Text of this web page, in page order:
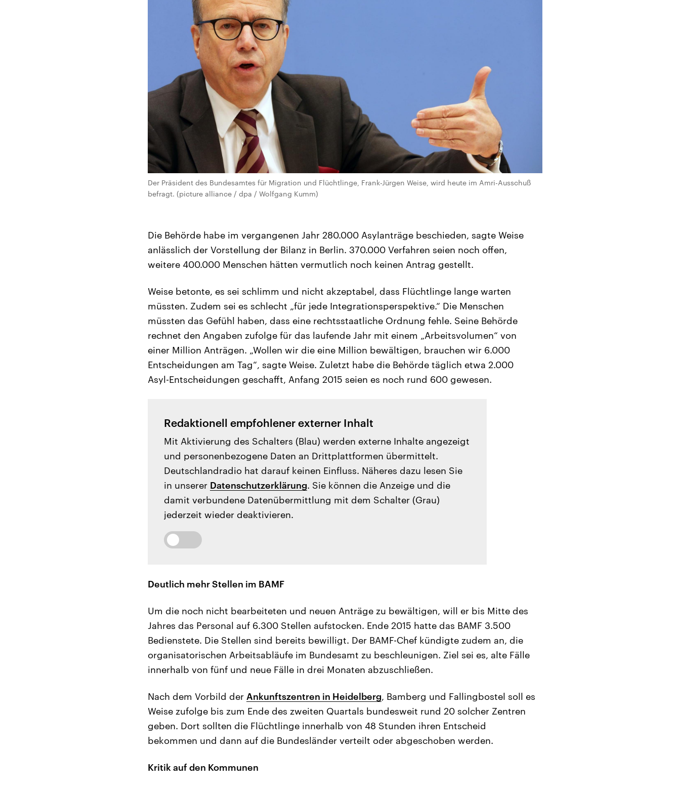
Der Präsident des Bundesamtes für Migration und Flüchtlinge, Frank-Jürgen Weise, wird heute im Amri-Ausschuß
befragt. (picture alliance / dpa / Wolfgang Kumm)
Die Behörde habe im vergangenen Jahr 280.000 Asylanträge beschieden, sagte Weise
anlässlich der Vorstellung der Bilanz in Berlin. 370.000 Verfahren seien noch offen,
weitere 400.000 Menschen hätten vermutlich noch keinen Antrag gestellt.
Weise betonte, es sei schlimm und nicht akzeptabel, dass Flüchtlinge lange warten
müssten. Zudem sei es schlecht „für jede Integrationsperspektive.“ Die Menschen
müssten das Gefühl haben, dass eine rechtsstaatliche Ordnung fehle. Seine Behörde
rechnet den Angaben zufolge für das laufende Jahr mit einem „Arbeitsvolumen“ von
einer Million Anträgen. „Wollen wir die eine Million bewältigen, brauchen wir 6.000
Entscheidungen am Tag“, sagte Weise. Zuletzt habe die Behörde täglich etwa 2.000
Asyl-Entscheidungen geschafft, Anfang 2015 seien es noch rund 600 gewesen.
Redaktionell empfohlener externer Inhalt
Mit Aktivierung des Schalters (Blau) werden externe Inhalte angezeigt
und personenbezogene Daten an Drittplattformen übermittelt.
Deutschlandradio hat darauf keinen Einfluss. Näheres dazu lesen Sie
in unserer Datenschutzerklärung. Sie können die Anzeige und die
damit verbundene Datenübermittlung mit dem Schalter (Grau)
jederzeit wieder deaktivieren.
Deutlich mehr Stellen im BAMF
Um die noch nicht bearbeiteten und neuen Anträge zu bewältigen, will er bis Mitte des
Jahres das Personal auf 6.300 Stellen aufstocken. Ende 2015 hatte das BAMF 3.500
Bedienstete. Die Stellen sind bereits bewilligt. Der BAMF-Chef kündigte zudem an, die
organisatorischen Arbeitsabläufe im Bundesamt zu beschleunigen. Ziel sei es, alte Fälle
innerhalb von fünf und neue Fälle in drei Monaten abzuschließen.
Nach dem Vorbild der Ankunftszentren in Heidelberg, Bamberg und Fallingbostel soll es
Weise zufolge bis zum Ende des zweiten Quartals bundesweit rund 20 solcher Zentren
geben. Dort sollten die Flüchtlinge innerhalb von 48 Stunden ihren Entscheid
bekommen und dann auf die Bundesländer verteilt oder abgeschoben werden.
Kritik auf den Kommunen